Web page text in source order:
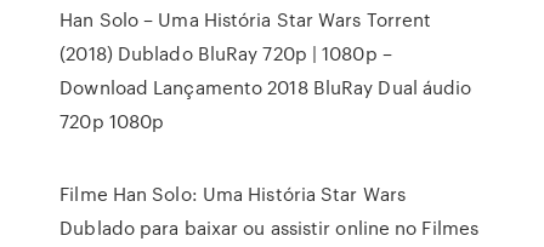
Han Solo – Uma História Star Wars Torrent
(2018) Dublado BluRay 720p | 1080p –
Download Lançamento 2018 BluRay Dual áudio
720p 1080p
Filme Han Solo: Uma História Star Wars
Dublado para baixar ou assistir online no Filmes